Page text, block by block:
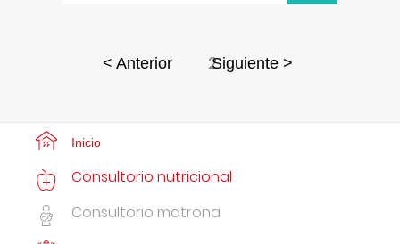
< Anterior 2Siguiente >
Inicio
Consultorio nutricional
Consultorio matrona